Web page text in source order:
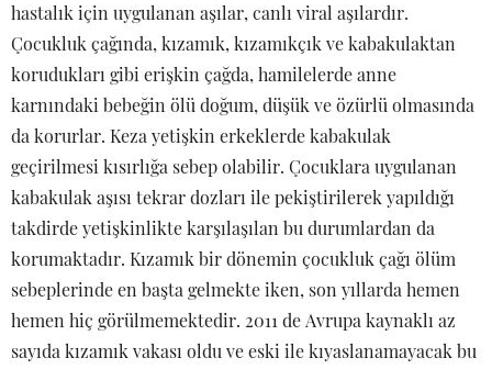
hastalık için uygulanan aşılar, canlı viral aşılardır.
Çocukluk çağında, kızamık, kızamıkçık ve kabakulaktan
korudukları gibi erişkin çağda, hamilelerde anne
karnındaki bebeğin ölü doğum, düşük ve özürlü olmasında
da korurlar. Keza yetişkin erkeklerde kabakulak
geçirilmesi kısırlığa sebep olabilir. Çocuklara uygulanan
kabakulak aşısı tekrar dozları ile pekiştirilerek yapıldığı
takdirde yetişkinlikte karşılaşılan bu durumlardan da
korumaktadır. Kızamık bir dönemin çocukluk çağı ölüm
sebeplerinde en başta gelmekte iken, son yıllarda hemen
hemen hiç görülmemektedir. 2011 de Avrupa kaynaklı az
sayıda kızamık vakası oldu ve eski ile kıyaslanamayacak bu